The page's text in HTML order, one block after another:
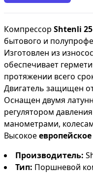
Компрессор Shtenli 25
бытового и
Изготовлен из
обеспечивает
протяжении всего
Двигатель защищен
Оснащен двумя
регулятором
манометрами,
Высокое
Производитель:
Тип: Поршневой